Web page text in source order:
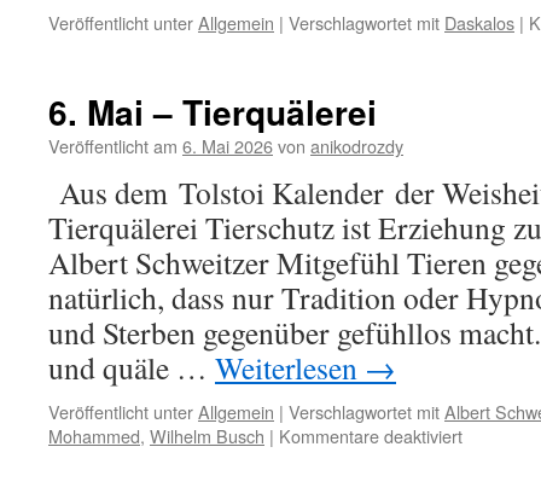
Veröffentlicht unterAllgemein | Verschlagwortet mit Daskalos |
6. Mai – Tierquälerei
Veröffentlicht am 6. Mai 2026von anikodrozdy
Aus dem Tolstoi Kalender der
Tierquälerei Tierschutz ist Erziehung
Albert Schweitzer Mitgefühl Tieren
natürlich, dass nur Tradition oder
und Sterben gegenüber gefühllos
und quäle … Weiterlesen →
Veröffentlicht unterAllgemein | Verschlagwortet mitAlbert
Mohammed, Wilhelm Busch | Kommentare deaktiviertfür